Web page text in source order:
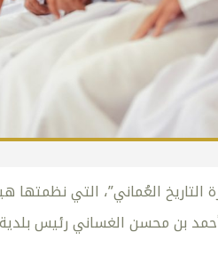
العُماني”، التي نظمتها
بن محسن الغساني رئيس